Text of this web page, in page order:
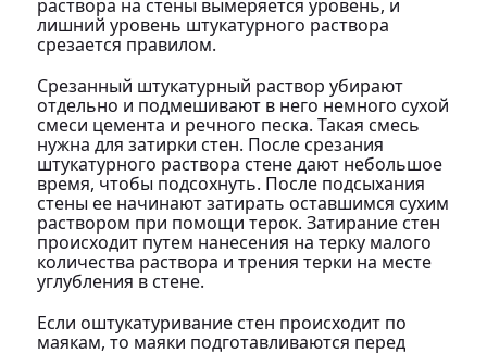
раствора на стены вымеряется уровень, и
лишний уровень штукатурного раствора
срезается правилом.
Срезанный штукатурный раствор убирают
отдельно и подмешивают в него немного сухой
смеси цемента и речного песка. Такая смесь
нужна для затирки стен. После срезания
штукатурного раствора стене дают небольшое
время, чтобы подсохнуть. После подсыхания
стены ее начинают затирать оставшимся сухим
раствором при помощи терок. Затирание стен
происходит путем нанесения на терку малого
количества раствора и трения терки на месте
углубления в стене.
Если оштукатуривание стен происходит по
маякам, то маяки подготавливаются перед